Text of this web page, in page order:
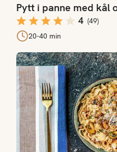
Pytt i panne med kål
4 (49)
20-40 min
Spagetti med kål og